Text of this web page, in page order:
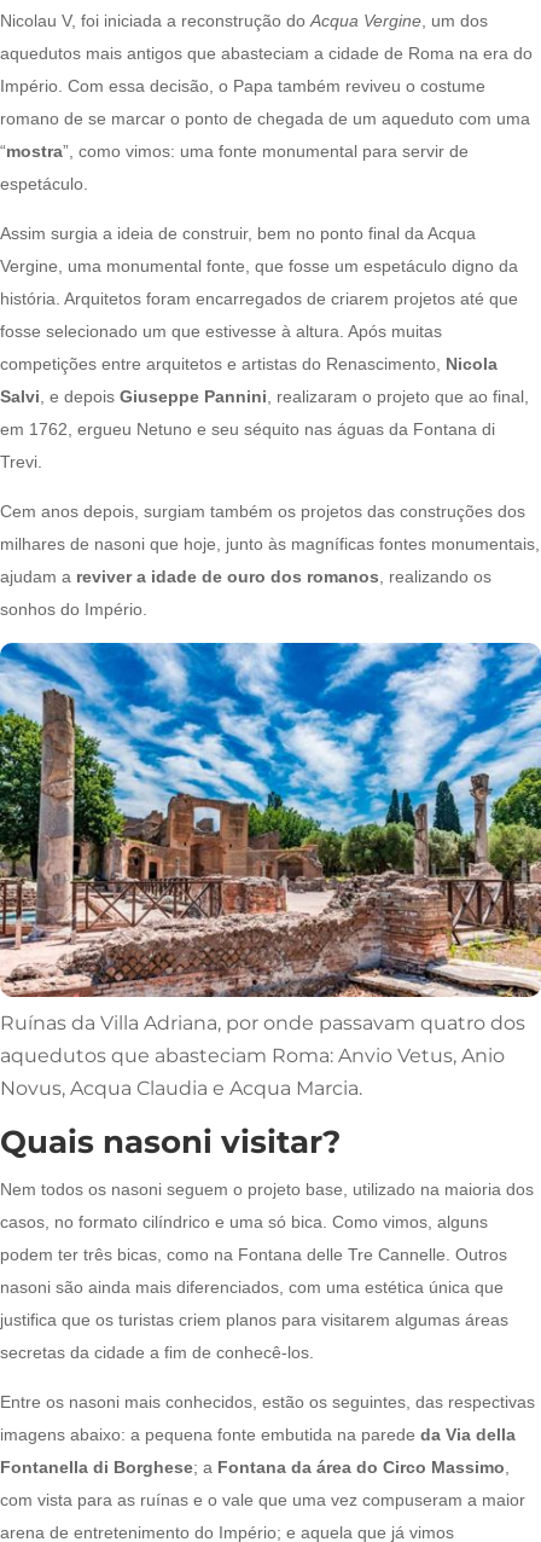
Nicolau V, foi iniciada a reconstrução do Acqua Vergine , um dos
aquedutos mais antigos que abasteciam a cidade de Roma na era do
Império. Com essa decisão, o Papa também reviveu o costume
romano de se marcar o ponto de chegada de um aqueduto com uma
“mostra”, como vimos: uma fonte monumental para servir de
espetáculo.
Assim surgia a ideia de construir, bem no ponto final da Acqua
Vergine, uma monumental fonte, que fosse um espetáculo digno da
história. Arquitetos foram encarregados de criarem projetos até que
fosse selecionado um que estivesse à altura. Após muitas
competições entre arquitetos e artistas do Renascimento, Nicola
Salvi , e depois Giuseppe Pannini , realizaram o projeto que ao final,
em 1762, ergueu Netuno e seu séquito nas águas da Fontana di
Trevi.
Cem anos depois, surgiam também os projetos das construções dos
milhares de nasoni que hoje, junto às magníficas fontes monumentais,
ajudam a reviver a idade de ouro dos romanos , realizando os
sonhos do Império.
Ruínas da Villa Adriana, por onde passavam quatro dos
aquedutos que abasteciam Roma: Anvio Vetus, Anio
Novus, Acqua Claudia e Acqua Marcia.
Quais nasoni visitar?
Nem todos os nasoni seguem o projeto base, utilizado na maioria dos
casos, no formato cilíndrico e uma só bica. Como vimos, alguns
podem ter três bicas, como na Fontana delle Tre Cannelle. Outros
nasoni são ainda mais diferenciados, com uma estética única que
justifica que os turistas criem planos para visitarem algumas áreas
secretas da cidade a fim de conhecê-los.
Entre os nasoni mais conhecidos, estão os seguintes, das respectivas
imagens abaixo: a pequena fonte embutida na parede da Via della
Fontanella di Borghese; a Fontana da área do Circo Massimo
com vista para as ruínas e o vale que uma vez compuseram a maior
arena de entretenimento do Império; e aquela que já vimos